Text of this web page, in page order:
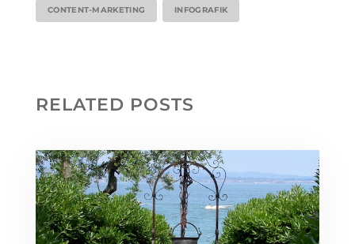
CONTENT-MARKETING INFOGRAFIK
RELATED POSTS